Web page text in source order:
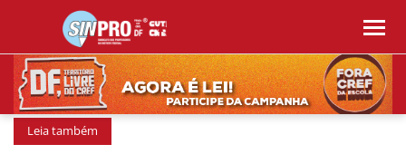
Leia também